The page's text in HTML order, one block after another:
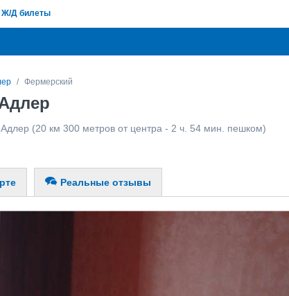
Ж/Д билеты
Фермерский
Адлер (20 км 300 метров от центра - 2 ч. 54 мин. пешком)
Реальные отзывы